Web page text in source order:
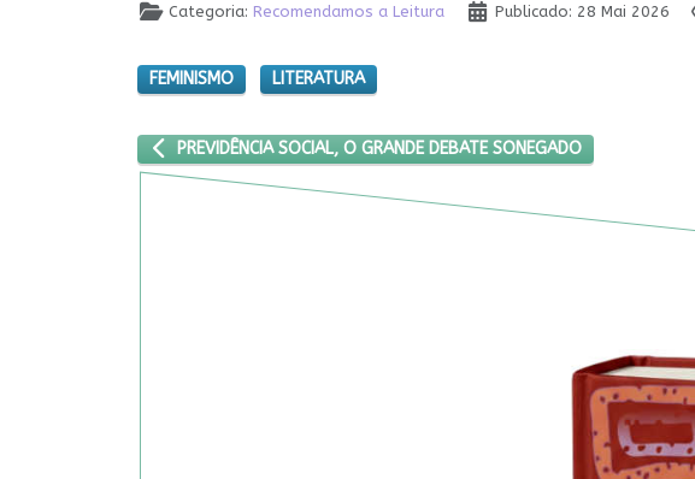
Categoria: Recomendamos a Leitura Publicado: 28 Mai 2026
FEMINISMO LITERATURA
ARTIGO ANTERIOR: PREVIDÊNCIA SOCIAL, O GRANDE DEBATE SONEGADO
PREVIDÊNCIA SOCIAL, O GRANDE DEBATE SONEGADO